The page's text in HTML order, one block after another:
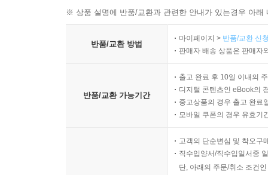
※ 상품 설명에 반품/교환과 관련한 안내가 있는경우 아
반품/교환 방법
마이페이지 > 반품/교환 신
판매자 배송 상품은 판매자
반품/교환 가능기간
출고 완료 후 10일 이내의
디지털 콘텐츠인 eBook의
중고상품의 경우 출고 완료
모바일 쿠폰의 경우 유효기
고객의 단순변심 및 착오구
직수입양서/직수입일서중
단, 아래의 주문/취소 조건